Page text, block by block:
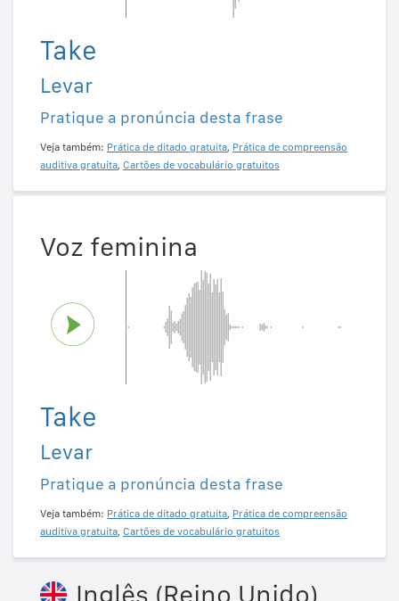
Take
Levar
Pratique a pronúncia desta frase
Veja também: Prática de ditado gratuita, Prática de compreensão
auditiva gratuita, Cartões de vocabulário gratuitos
Voz feminina
Take
Levar
Pratique a pronúncia desta frase
Veja também: Prática de ditado gratuita, Prática de compreensão
auditiva gratuita, Cartões de vocabulário gratuitos
Inglês (Reino Unido)